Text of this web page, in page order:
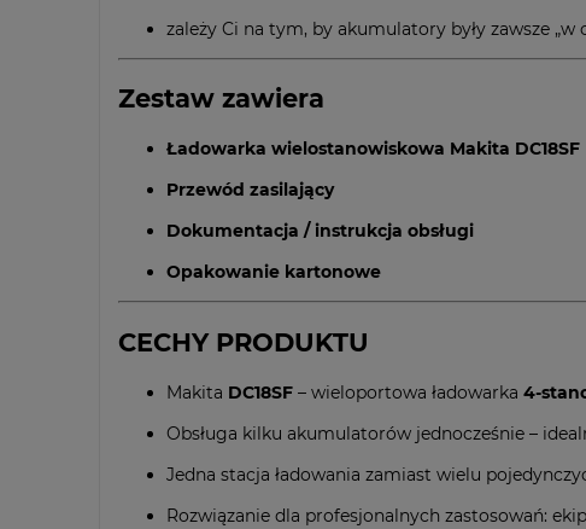
zależy Ci na tym, by akumulatory były zawsze „w
Zestaw zawiera
Ładowarka wielostanowiskowa Makita DC18SF
Przewód zasilający
Dokumentacja / instrukcja obsługi
Opakowanie kartonowe
CECHY PRODUKTU
Makita DC18SF – wieloportowa ładowarka 4-
Obsługa kilku akumulatorów jednocześnie –
Jedna stacja ładowania zamiast wielu
Rozwiązanie dla profesjonalnych zastosowań: